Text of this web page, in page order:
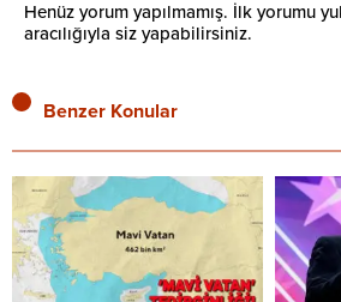
Henüz yorum yapılmamış. İlk yorumu
aracılığıyla siz yapabilirsiniz.
Benzer Konular